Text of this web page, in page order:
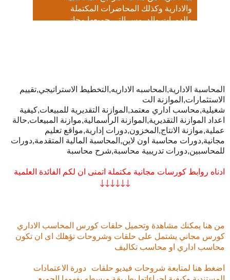
المحاسبة الادارية,المحاسبه الاداريه,التخطيط الاستراتيجي,تقييم
الاستثمارات,الموازنة الت
شغيلية,محاسب اداري معتمد,الموازنة التقديرية للمبيعات,كيفية
اعداد الموازنة التقديرية,الموازنة الرأسمالية,موازنة المبيعات,حالة
عملية,موازنة الانتاج,المخزون,دورات إدارية,مواقع تعليم
مجانية,دورات محاسبة اون لاين,المحاسبة المالية المتقدمة,دورات
للمحاسبين,دورات تدريبية محاسبة,شرح محاسبة
ادناه روابط كورسات مجانية مكتملة اتمنى ان لكم الفائدة العلمية
↓↓↓↓↓↓
من هنا يمكنك مشاهدة وتحميل حلقات كورس المحاسب الاداري
كورس مجاني يشتمل على حلقات وشروحات تؤهلك اى ان تكون
محاسب اداري او محاسب تكاليف
اضغط هنا لمتابعة شروحات فيديو حلقات دورة الاعتمادات